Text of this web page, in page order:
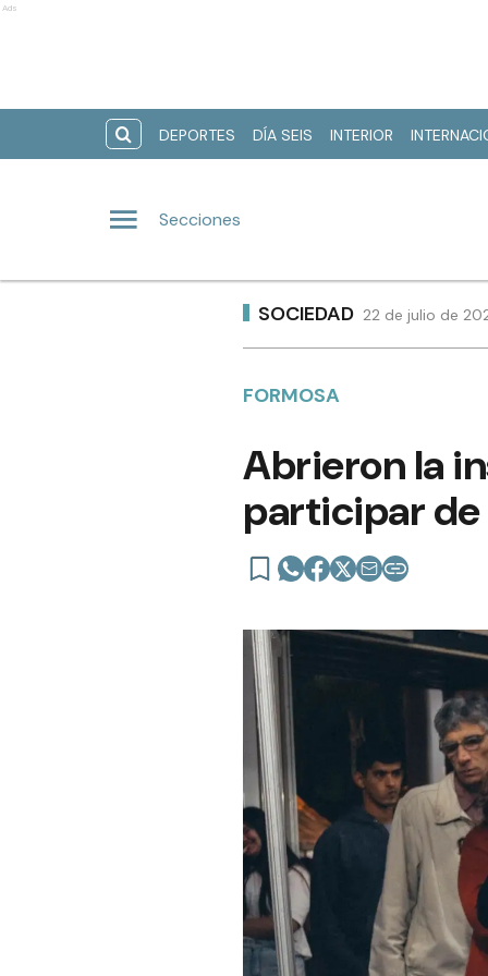
Ads
DEPORTES DÍA SEIS INTERIOR
Secciones
SOCIEDAD 22 de julio de
FORMOSA
Abrieron la
participar de